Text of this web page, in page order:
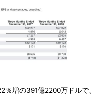
増の391億2200万ドルで、